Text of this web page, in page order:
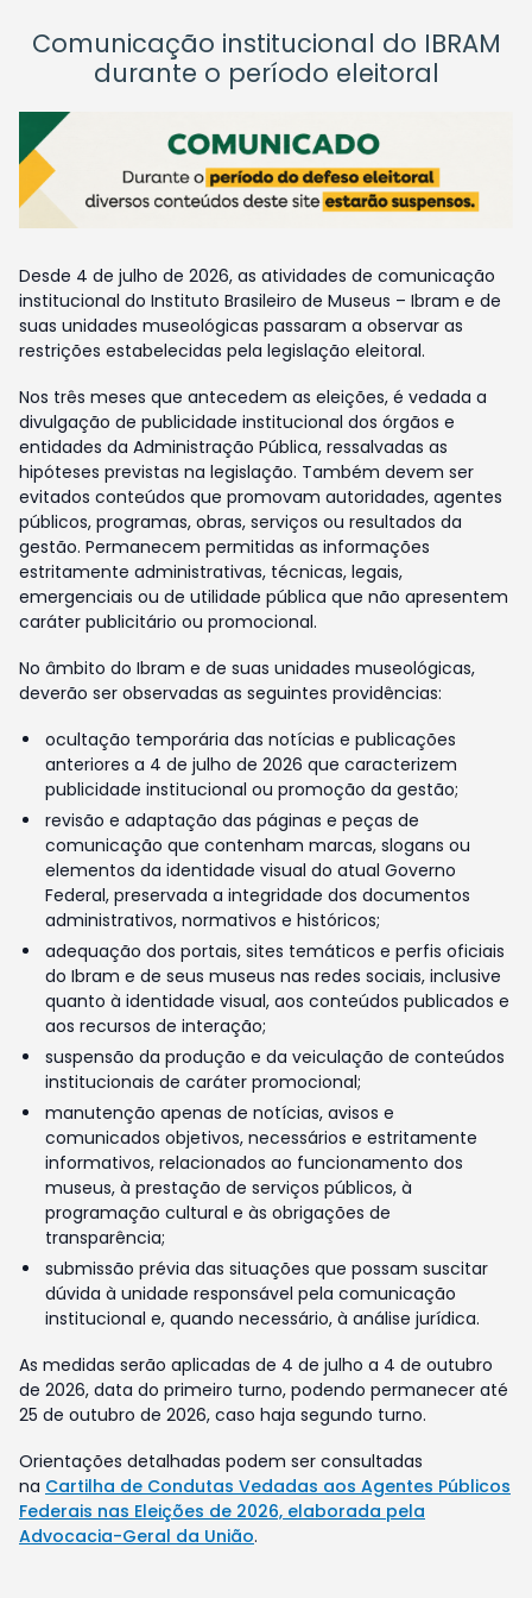
Comunicação institucional do IBRAM
durante o período eleitoral
Desde 4 de julho de 2026, as atividades de comunicação
institucional do Instituto Brasileiro de Museus – Ibram e de
suas unidades museológicas passaram a observar as
restrições estabelecidas pela legislação eleitoral.
Nos três meses que antecedem as eleições, é vedada a
divulgação de publicidade institucional dos órgãos e
entidades da Administração Pública, ressalvadas as
hipóteses previstas na legislação. Também devem ser
evitados conteúdos que promovam autoridades, agentes
públicos, programas, obras, serviços ou resultados da
gestão. Permanecem permitidas as informações
estritamente administrativas, técnicas, legais,
emergenciais ou de utilidade pública que não apresentem
caráter publicitário ou promocional.
No âmbito do Ibram e de suas unidades museológicas,
deverão ser observadas as seguintes providências:
ocultação temporária das notícias e publicações
anteriores a 4 de julho de 2026 que caracterizem
publicidade institucional ou promoção da gestão;
revisão e adaptação das páginas e peças de
comunicação que contenham marcas, slogans ou
elementos da identidade visual do atual Governo
Federal, preservada a integridade dos documentos
administrativos, normativos e históricos;
adequação dos portais, sites temáticos e perfis oficiais
do Ibram e de seus museus nas redes sociais, inclusive
quanto à identidade visual, aos conteúdos publicados e
aos recursos de interação;
suspensão da produção e da veiculação de conteúdos
institucionais de caráter promocional;
manutenção apenas de notícias, avisos e
comunicados objetivos, necessários e estritamente
informativos, relacionados ao funcionamento dos
museus, à prestação de serviços públicos, à
programação cultural e às obrigações de
transparência;
submissão prévia das situações que possam suscitar
dúvida à unidade responsável pela comunicação
institucional e, quando necessário, à análise jurídica.
As medidas serão aplicadas de 4 de julho a 4 de outubro
de 2026, data do primeiro turno, podendo permanecer até
25 de outubro de 2026, caso haja segundo turno.
Orientações detalhadas podem ser consultadas
na Cartilha de Condutas Vedadas aos Agentes Públicos
Federais nas Eleições de 2026, elaborada pela
Advocacia-Geral da União.